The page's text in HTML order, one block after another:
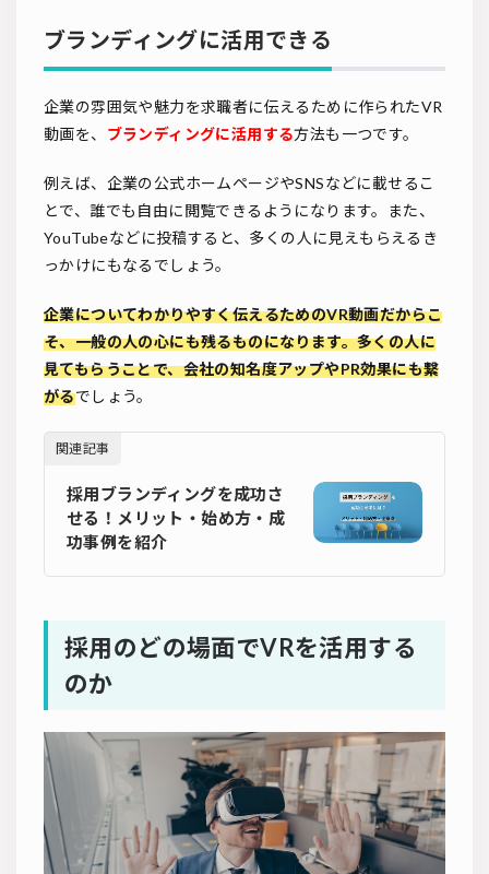
ブランディングに活用できる
企業の雰囲気や魅力を求職者に伝えるために作られたVR
動画を、 ブランディングに活用する方法も一つです。
例えば、企業の公式ホームページやSNSなどに載せるこ
とで、誰でも自由に閲覧できるようになります。また、
YouTubeなどに投稿すると、多くの人に見えもらえるき
っかけにもなるでしょう。
企業についてわかりやすく伝えるためのVR動画だからこ
そ、一般の人の心にも残るものになります。多くの人に
見てもらうことで、会社の知名度アップやPR効果にも繋
がるでしょう。
関連記事
採用ブランディングを成功さ
せる！メリット・始め方・成
功事例を紹介
採用のどの場面でVRを活用する
のか